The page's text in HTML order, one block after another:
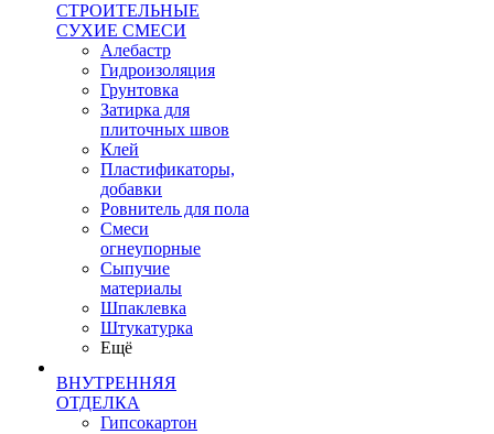
СТРОИТЕЛЬНЫЕ
СУХИЕ СМЕСИ
Алебастр
Гидроизоляция
Грунтовка
Затирка для
плиточных швов
Клей
Пластификаторы,
добавки
Ровнитель для пола
Смеси
огнеупорные
Сыпучие
материалы
Шпаклевка
Штукатурка
Ещё
ВНУТРЕННЯЯ
ОТДЕЛКА
Гипсокартон